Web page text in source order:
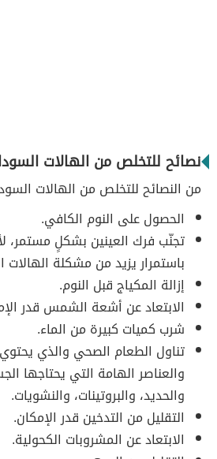
نصائح للتخلص من الهالات
من النصائح للتخلص من الهالات
الحصول على النوم الكافي.
تجنّب فرك العينين بشكلٍ مستمر،
باستمرار يزيد من مشكلة الهالات
إزالة المكياج قبل النوم.
الابتعاد عن أشعة الشمس قدر
شرب كميات كبيرة من الماء.
تناول الطعام الصحي والذي
والعناصر الهامة التي يحتاجها
والحديد، والبروتينات، والنشويات.
التقليل من التدخين قدر الإمكان.
الابتعاد عن المشروبات الكحولية.